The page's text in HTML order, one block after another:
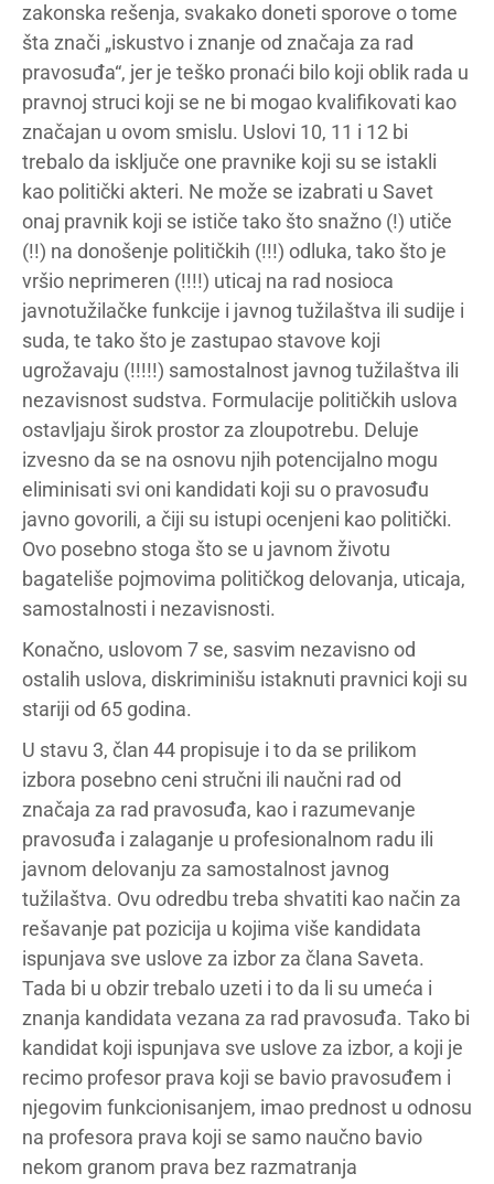
zakonska rešenja, svakako doneti sporove o tome
šta znači „iskustvo i znanje od značaja za rad
pravosuđa“, jer je teško pronaći bilo koji oblik rada u
pravnoj struci koji se ne bi mogao kvalifikovati kao
značajan u ovom smislu. Uslovi 10, 11 i 12 bi
trebalo da isključe one pravnike koji su se istakli
kao politički akteri. Ne može se izabrati u Savet
onaj pravnik koji se ističe tako što snažno (!) utiče
(!!) na donošenje političkih (!!!) odluka, tako što je
vršio neprimeren (!!!!) uticaj na rad nosioca
javnotužilačke funkcije i javnog tužilaštva ili sudije i
suda, te tako što je zastupao stavove koji
ugrožavaju (!!!!!) samostalnost javnog tužilaštva ili
nezavisnost sudstva. Formulacije političkih uslova
ostavljaju širok prostor za zloupotrebu. Deluje
izvesno da se na osnovu njih potencijalno mogu
eliminisati svi oni kandidati koji su o pravosuđu
javno govorili, a čiji su istupi ocenjeni kao politički.
Ovo posebno stoga što se u javnom životu
bagateliše pojmovima političkog delovanja, uticaja,
samostalnosti i nezavisnosti.
Konačno, uslovom 7 se, sasvim nezavisno od
ostalih uslova, diskriminišu istaknuti pravnici koji su
stariji od 65 godina.
U stavu 3, član 44 propisuje i to da se prilikom
izbora posebno ceni stručni ili naučni rad od
značaja za rad pravosuđa, kao i razumevanje
pravosuđa i zalaganje u profesionalnom radu ili
javnom delovanju za samostalnost javnog
tužilaštva. Ovu odredbu treba shvatiti kao način za
rešavanje pat pozicija u kojima više kandidata
ispunjava sve uslove za izbor za člana Saveta.
Tada bi u obzir trebalo uzeti i to da li su umeća i
znanja kandidata vezana za rad pravosuđa. Tako bi
kandidat koji ispunjava sve uslove za izbor, a koji je
recimo profesor prava koji se bavio pravosuđem i
njegovim funkcionisanjem, imao prednost u odnosu
na profesora prava koji se samo naučno bavio
nekom granom prava bez razmatranja